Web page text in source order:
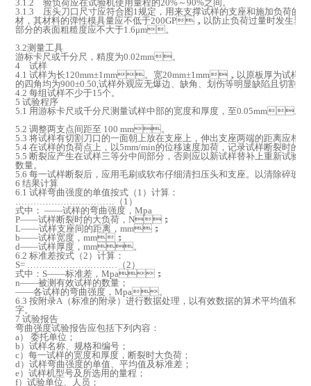
3.1.2 验负荷应在试验机使用量程的20%～90%之间。
3.1.3 压头刀口尺寸应符合图1规定，用来支撑试样的支座和施加负荷的
材，其材料的弹性模具量应不低于200GP，以防止负荷过量时发生塑性
部分的表面粗糙度应不大于1.6μm。
3.2测量工具
游标卡尺或千分尺，精度为0.02mm。
4 试样
4.1 试样为长120mm±1mm。宽20mm±1mm，以原板厚为试样厚度
的四角均为900±0.50,试样外观应无爆边、缺角、划伤等明显缺陷且切割刀口
4.2 每组试样不少于15个。
5 试验程序
5.1 用游标卡尺或千分尺测量试样中部的宽度和厚度，至0.05mm。
5.2 调整两支点间距至 100 mm。
5.3 将试样有切割刀口的一面朝上放在支座上，伸出支座两端的距离应相等
5.4 在试样的负荷点上，以5mm/min的位移速度加荷，记录试样断裂时的大
5.5 断裂应产生在试样三等分中间部分，否则应以新试样替补上重新试验
数量。
5.6 每一试样断裂后，应用毛刷或软布仔细清扫压头和支座。以清除碎玻璃
6 结果计算
6.1 试样弯曲强度的单值按式（1）计算：
……………………………（1）
式中： ——试样的弯曲强度，Mpa
P——试样断裂时的大负荷，N；
L——试样支座间的距离，mm；
b——试样宽度，mm；
d——试样厚度，mm。
6.2 标准差按式（2）计算：
S= …………………………（2）
式中：S——标准差，Mpa；
n——被测有效试样的数量；
——各试样的弯曲强度，Mpa。
6.3 按附录A（标准的附录）进行数据处理，以有效数据的算术平均值和标
字。
7 试验报告
弯曲强度试验报告应包括下列内容：
a） 委托单位；
b）试样名称、规格和编号；
c）每一试样的宽度和厚度，断裂时大负荷；
d）试样弯曲强度的单值、平均值及标准差；
e）试样机型号及所选用的量程；
f）试验单位、人员；